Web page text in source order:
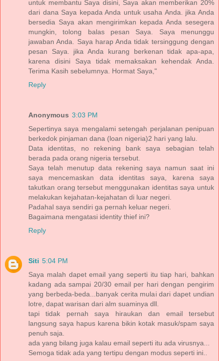
untuk membantu Saya disini, Saya akan memberikan 20%
dari dana Saya kepada Anda untuk usaha Anda. jika Anda
bersedia Saya akan mengirimkan kepada Anda sesegera
mungkin, tolong balas pesan Saya. Saya menunggu
jawaban Anda. Saya harap Anda tidak tersinggung dengan
pesan Saya. jika Anda kurang berkenan tidak apa-apa,
karena disini Saya tidak memaksakan kehendak Anda.
Terima Kasih sebelumnya. Hormat Saya,"
Reply
Anonymous 3:03 PM
Sepertinya saya mengalami setengah perjalanan penipuan
berkedok pinjaman dana (loan nigeria)2 hari yang lalu.
Data identitas, no rekening bank saya sebagian telah
berada pada orang nigeria tersebut.
Saya telah menutup data rekening saya namun saat ini
saya mencemaskan data identitas saya, karena saya
takutkan orang tersebut menggunakan identitas saya untuk
melakukan kejahatan-kejahatan di luar negeri.
Padahal saya sendiri ga pernah keluar negeri.
Bagaimana mengatasi identity thief ini?
Reply
Siti 5:04 PM
Saya malah dapet email yang seperti itu tiap hari, bahkan
kadang ada sampai 20/30 email per hari dengan pengirim
yang berbeda-beda...banyak cerita mulai dari dapet undian
lotre, dapat warisan dari alm suaminya dll.
tapi tidak pernah saya hiraukan dan email tersebut
langsung saya hapus karena bikin kotak masuk/spam saya
penuh saja.
ada yang bilang juga kalau email seperti itu ada virusnya...
Semoga tidak ada yang tertipu dengan modus seperti ini..